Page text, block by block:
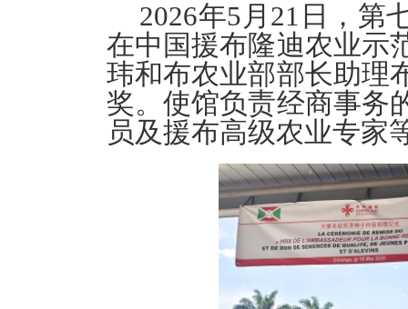
2026年5月21日，第
在中国援布隆迪农业示
玮和布农业部部长助理
奖。使馆负责经商事务
员及援布高级农业专家